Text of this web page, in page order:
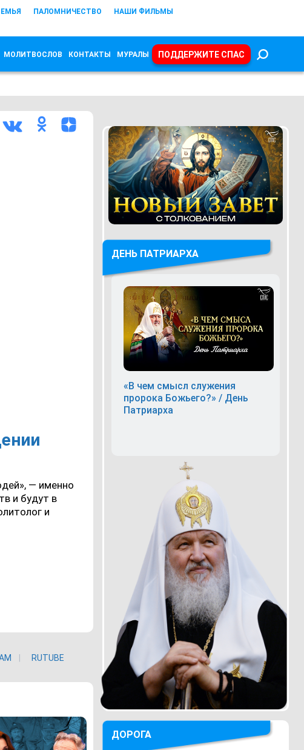
ПАЛОМНИЧЕСТВО
НАШИ ФИЛЬМЫ
МОЛИТВОСЛОВ КОНТАКТЫ МУРАЛЫ ПОДДЕРЖИТЕ СПАС
— именно
и будут в
и
RUTUBE
ДЕНЬ ПАТРИАРХА
«В чем смысл служения
пророка Божьего?» / День
Патриарха
ДОРОГА